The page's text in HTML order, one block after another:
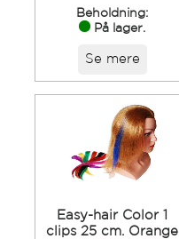
Beholdning:
På lager.
Se mere
Easy-hair Color 1
clips 25 cm. Orange